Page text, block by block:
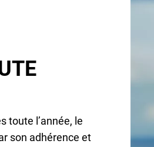
toute l’année, le
son adhérence et